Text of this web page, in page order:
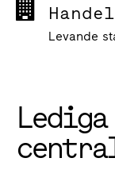
Levande